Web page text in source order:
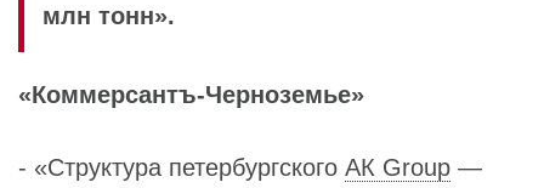
млн тонн».
«Коммерсантъ-Черноземье»
- «Структура петербургского AК Group —